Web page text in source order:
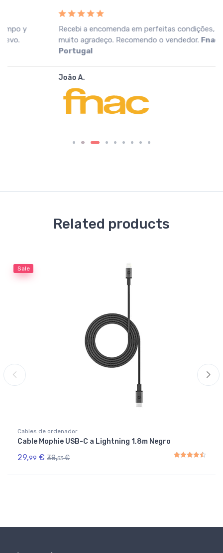
Recebi a encomenda em perfeitas condições, o que
muito agradeço. Recomendo o vendedor.Fnac
Related products
Sale
Cables de ordenador
Cable Mophie USB-C a Lightning 1,8m Negro
29,99 € 38,53 €